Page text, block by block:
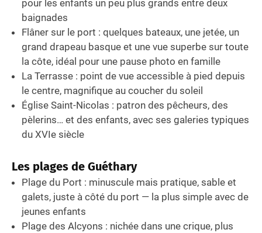
pour les enfants un peu plus grands entre deux
baignades
Flâner sur le port : quelques bateaux, une jetée, un
grand drapeau basque et une vue superbe sur toute
la côte, idéal pour une pause photo en famille
La Terrasse : point de vue accessible à pied depuis
le centre, magnifique au coucher du soleil
Église Saint-Nicolas : patron des pêcheurs, des
pèlerins… et des enfants, avec ses galeries typiques
du XVIe siècle
Les plages de Guéthary
Plage du Port : minuscule mais pratique, sable et
galets, juste à côté du port — la plus simple avec de
jeunes enfants
Plage des Alcyons : nichée dans une crique, plus